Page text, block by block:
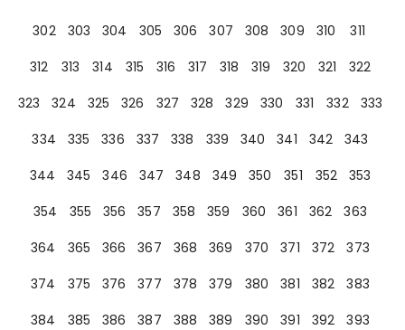
302
303 304 305 306 307 308 309 310
311
312
313 314 315 316 317 318 319 320 321
322
323
324 325 326 327 328 329 330 331 332
333
334
335 336 337 338 339 340 341 342
343
344
345 346 347 348 349 350 351 352
353
354
355 356 357 358 359 360 361 362
363
364
365 366 367 368 369 370 371 372
373
374
375 376 377 378 379 380 381 382
383
384
385 386 387 388 389 390 391 392
393